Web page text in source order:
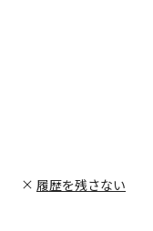
履歴を残さない